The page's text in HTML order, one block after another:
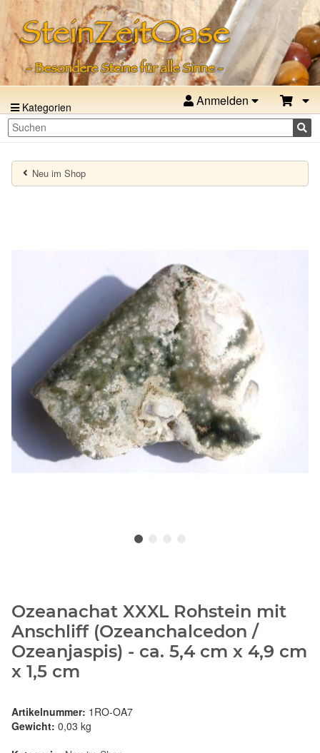
Kategorien Anmelden
Neu im Shop
Ozeanachat XXXL Rohstein mit
Anschliff (Ozeanchalcedon /
Ozeanjaspis) - ca. 5,4 cm x 4,9 cm
x 1,5 cm
Artikelnummer: 1RO-OA7
Gewicht: 0,03 kg